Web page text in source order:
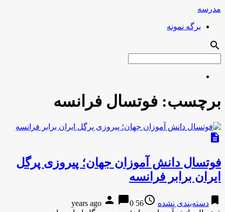
مدرسه
برگه نمونه
search
برچسب: فوتسال فرانسه
description
فوتسال دانش آموزان جهان؛ پیروزی پرگل
ایران برابر فرانسه
bookmark دسته‌بندی نشده access_time
56 years ago
person chat_bubble0